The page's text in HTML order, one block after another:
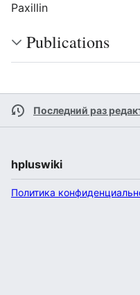
Paxillin
Publications
Последний раз
hpluswiki
Политика